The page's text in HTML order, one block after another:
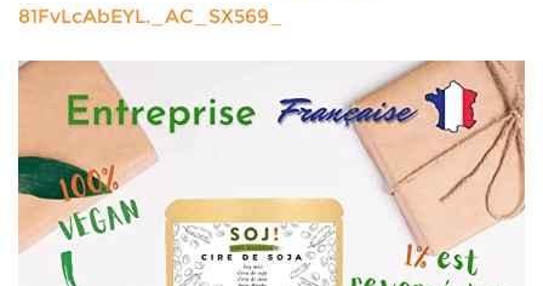
81FvLcAbEYL._AC_SX569_